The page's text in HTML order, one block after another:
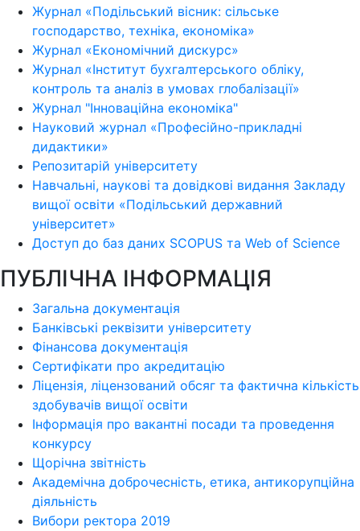
Журнал «Подільський вісник: сільське
господарство, техніка, економіка»
Журнал «Економічний дискурс»
Журнал «Інститут бухгалтерського обліку,
контроль та аналіз в умовах глобалізації»
Журнал "Інноваційна економіка"
Науковий журнал «Професійно-прикладні
дидактики»
Репозитарій університету
Навчальні, наукові та довідкові видання Закладу
вищої освіти «Подільський державний
університет»
Доступ до баз даних SCOPUS та Web of Science
ПУБЛІЧНА ІНФОРМАЦІЯ
Загальна документація
Банківські реквізити університету
Фінансова документація
Сертифікати про акредитацію
Ліцензія, ліцензований обсяг та фактична кількість
здобувачів вищої освіти
Інформація про вакантні посади та проведення
конкурсу
Щорічна звітність
Академічна доброчесність, етика, антикорупційна
діяльність
Вибори ректора 2019